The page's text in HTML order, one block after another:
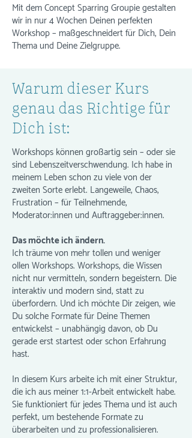
Mit dem Concept Sparring Groupie gestalten
wir in nur 4 Wochen Deinen perfekten
Workshop – maßgeschneidert für Dich, Dein
Thema und Deine Zielgruppe.
Warum dieser Kurs
genau das Richtige für
Dich ist:
Workshops können großartig sein – oder sie
sind Lebenszeitverschwendung. Ich habe in
meinem Leben schon zu viele von der
zweiten Sorte erlebt. Langeweile, Chaos,
Frustration – für Teilnehmende,
Moderator:innen und Auftraggeber:innen.
Das möchte ich ändern.
Ich träume von mehr tollen und weniger
ollen Workshops. Workshops, die Wissen
nicht nur vermitteln, sondern begeistern. Die
interaktiv und modern sind, statt zu
überfordern. Und ich möchte Dir zeigen, wie
Du solche Formate für Deine Themen
entwickelst – unabhängig davon, ob Du
gerade erst startest oder schon Erfahrung
hast.
In diesem Kurs arbeite ich mit einer Struktur,
die ich aus meiner 1:1-Arbeit entwickelt habe.
Sie funktioniert für jedes Thema und ist auch
perfekt, um bestehende Formate zu
überarbeiten und zu professionalisieren.